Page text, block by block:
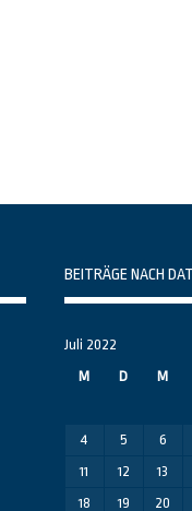
BEITRÄGE NACH
Juli 2022
M
D M
4
5 6
11
12 13
18
19 20